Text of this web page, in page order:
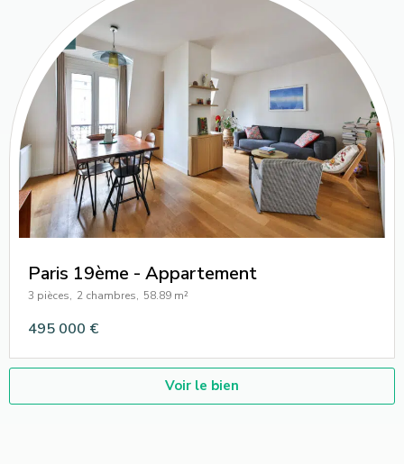
Paris 19ème - Appartement
3 pièces, 2 chambres, 58.89 m²
495 000 €
Voir le bien